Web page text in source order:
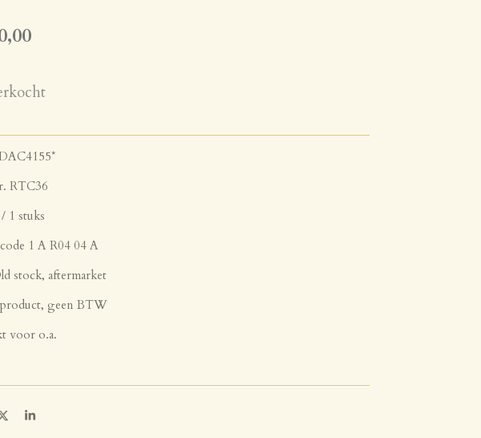
RTC36
1 stuks
1 A R04 04 A
stock, aftermarket
geen BTW
voor o.a.
D
S